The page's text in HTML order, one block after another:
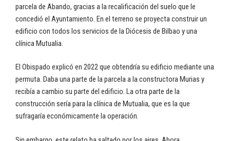
parcela de Abando, gracias a la recalificación del suelo que le
concedió el Ayuntamiento. En el terreno se proyecta construir un
edificio con todos los servicios de la Diócesis de Bilbao y una
clínica Mutualia.
El Obispado explicó en 2022 que obtendría su edificio mediante una
permuta. Daba una parte de la parcela a la constructora Murias y
recibía a cambio su parte del edificio. La otra parte de la
construcción sería para la clínica de Mutualia, que es la que
sufragaría económicamente la operación.